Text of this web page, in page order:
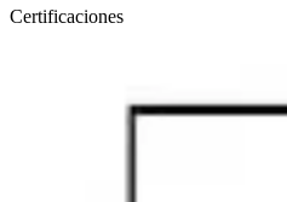
Certificaciones